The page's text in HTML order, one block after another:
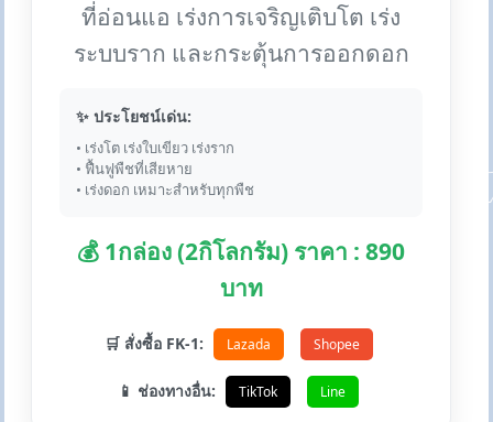
ที่อ่อนแอ เร่งการเจริญเติบโต เร่ง
ระบบราก และกระตุ้นการออกดอก
✨ ประโยชน์เด่น:
• เร่งโต เร่งใบเขียว เร่งราก
• ฟื้นฟูพืชที่เสียหาย
• เร่งดอก เหมาะสำหรับทุกพืช
💰 1กล่อง (2กิโลกรัม) ราคา : 890
บาท
🛒 สั่งซื้อ FK-1: Lazada Shopee
📱 ช่องทางอื่น: TikTok Line